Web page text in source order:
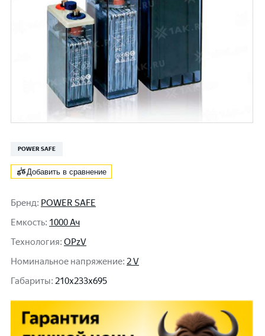
POWER SAFE
Добавить в сравнение
Бренд: POWER SAFE
Емкость: 1000 Ач
Технология: OPzV
Номинальное напряжение: 2 V
Габариты: 210x233x695